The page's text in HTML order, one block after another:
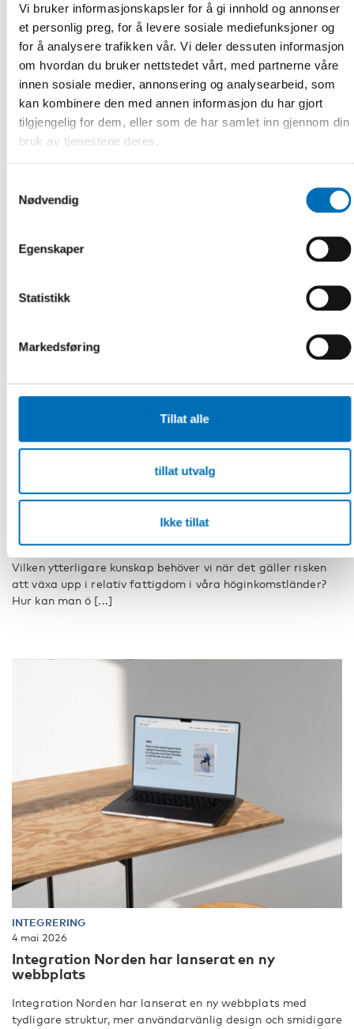
Vi bruker informasjonskapsler for å gi innhold og annonser
et personlig preg, for å levere sosiale mediefunksjoner og
for å analysere trafikken vår. Vi deler dessuten informasjon
om hvordan du bruker nettstedet vårt, med partnerne våre
innen sosiale medier, annonsering og analysearbeid, som
kan kombinere den med annen informasjon du har gjort
tilgjengelig for dem, eller som de har samlet inn gjennom din
bruk av tjenestene deres.
Nødvendig
Egenskaper
Statistikk
Markedsføring
Tillat alle
tillat utvalg
Ikke tillat
FUNKSJONSHINDER
18 mai 2026
Enhancing active citizenships for young people
with disabilities: Nordic side event at COSP19
Young people with disabilities need equal opportunities to
be involved in civil society, public and political life. What is
13 mai 2026
Barnfattigdom i fokus på utskottsmöte i
Vilken ytterligare kunskap behöver vi när det gäller risken
att växa upp i relativ fattigdom i våra höginkomstländer?
Hur kan man ö [...]
INTEGRERING
4 mai 2026
Integration Norden har lanserat en ny
webbplats
Integration Norden har lanserat en ny webbplats med
tydligare struktur, mer användarvänlig design och smidigare